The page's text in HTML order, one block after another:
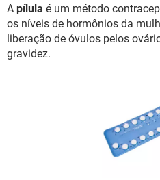
BEM-ESTAR
A pílula é um método
os níveis de hormônios da
liberação de óvulos pelos
gravidez.